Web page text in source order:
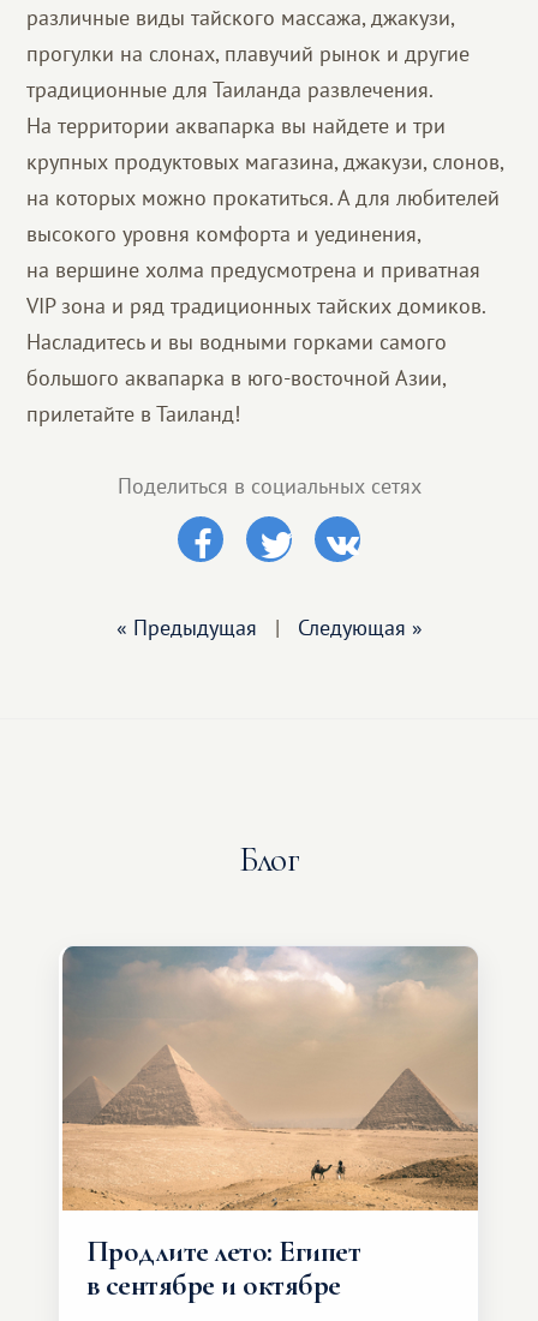
различные виды тайского массажа, джакузи,
прогулки на слонах, плавучий рынок и другие
традиционные для Таиланда развлечения.
На территории аквапарка вы найдете и три
крупных продуктовых магазина, джакузи, слонов,
на которых можно прокатиться. А для любителей
высокого уровня комфорта и уединения,
на вершине холма предусмотрена и приватная
VIP зона и ряд традиционных тайских домиков.
Насладитесь и вы водными горками самого
большого аквапарка в юго-восточной Азии,
прилетайте в Таиланд!
Поделиться в социальных сетях
« Предыдущая | Следующая »
Блог
Продлите лето: Египет
в сентябре и октябре